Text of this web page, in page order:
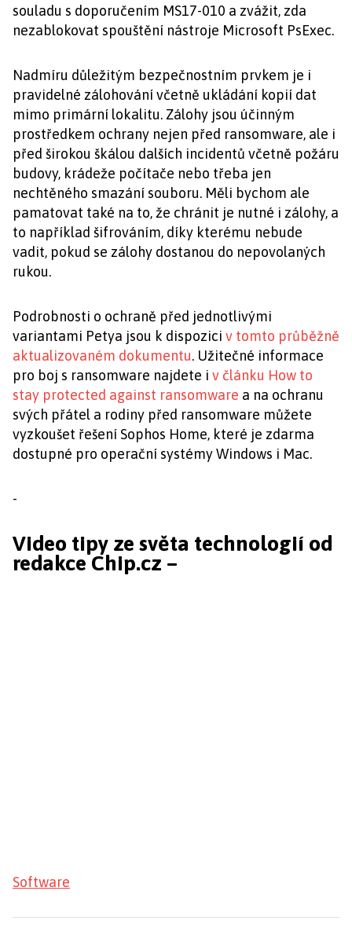
souladu s doporučením MS17-010 a zvážit, zda
nezablokovat spouštění nástroje Microsoft PsExec.
Nadmíru důležitým bezpečnostním prvkem je i
pravidelné zálohování včetně ukládání kopií dat
mimo primární lokalitu. Zálohy jsou účinným
prostředkem ochrany nejen před ransomware, ale i
před širokou škálou dalších incidentů včetně požáru
budovy, krádeže počítače nebo třeba jen
nechtěného smazání souboru. Měli bychom ale
pamatovat také na to, že chránit je nutné i zálohy, a
to například šifrováním, díky kterému nebude
vadit, pokud se zálohy dostanou do nepovolaných
rukou.
Podrobnosti o ochraně před jednotlivými
variantami Petya jsou k dispozici v tomto průběžně
aktualizovaném dokumentu. Užitečné informace
pro boj s ransomware najdete i v článku How to
stay protected against ransomware a na ochranu
svých přátel a rodiny před ransomware můžete
vyzkoušet řešení Sophos Home, které je zdarma
dostupné pro operační systémy Windows i Mac.
-
Video tipy ze světa technologií od
redakce Chip.cz –
Software